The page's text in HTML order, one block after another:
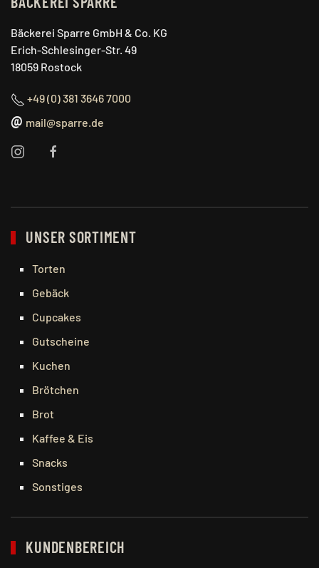
Bäckerei Sparre GmbH & Co. KG
Erich-Schlesinger-Str. 49
18059 Rostock
+49 (0) 381 3646 7000
@ mail@sparre.de
UNSER SORTIMENT
Torten
Gebäck
Cupcakes
Gutscheine
Kuchen
Brötchen
Brot
Kaffee & Eis
Snacks
Sonstiges
KUNDENBEREICH